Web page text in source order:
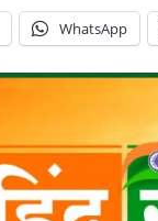
WhatsApp